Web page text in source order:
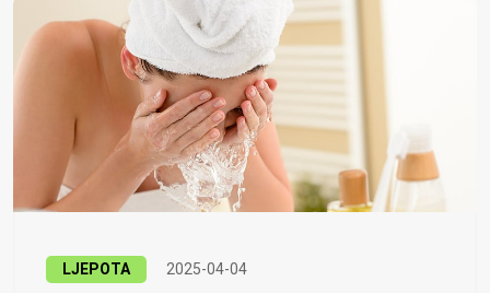
LJEPOTA 2025-04-04